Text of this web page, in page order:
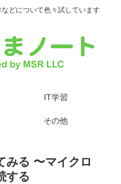
どについて色々試しています
IT学習
その他
みる 〜マイクロ
する